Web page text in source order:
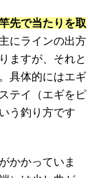
先で当たりを取
にラインの出方
ますが、それと
具体的にはエギ
テイ（エギをピ
う釣り方です
かかっていま